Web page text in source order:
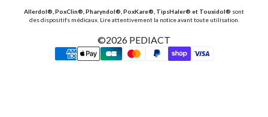
Allerdol®, PoxClin®, Pharyndol®, PoxKare®, TipsHaler® et Touxidol® sont
des dispositifs médicaux. Lire attentivement la notice avant toute utilisation.
©2026 PEDIACT